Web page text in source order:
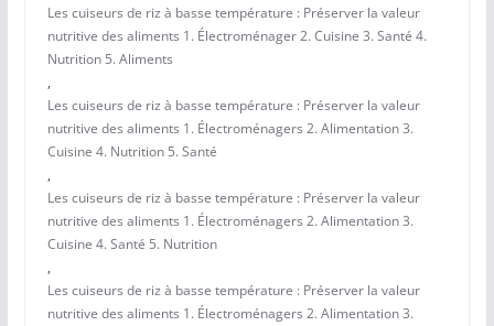
Les cuiseurs de riz à basse température : Préserver la valeur
nutritive des aliments 1. Électroménager 2. Cuisine 3. Santé 4.
Nutrition 5. Aliments
,
Les cuiseurs de riz à basse température : Préserver la valeur
nutritive des aliments 1. Électroménagers 2. Alimentation 3.
Cuisine 4. Nutrition 5. Santé
,
Les cuiseurs de riz à basse température : Préserver la valeur
nutritive des aliments 1. Électroménagers 2. Alimentation 3.
Cuisine 4. Santé 5. Nutrition
,
Les cuiseurs de riz à basse température : Préserver la valeur
nutritive des aliments 1. Électroménagers 2. Alimentation 3.